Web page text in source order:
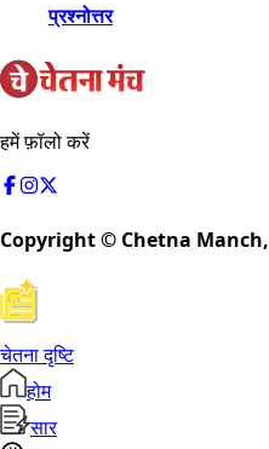
प्रश्नोत्तर
हमें फ़ॉलो करें
Copyright © Chetna Manch,
चेतना दृष्टि
होम
सार